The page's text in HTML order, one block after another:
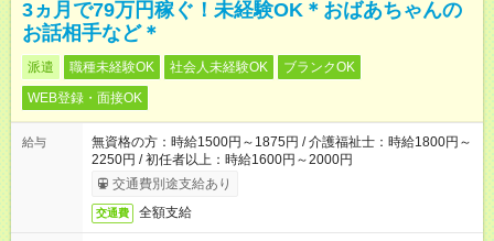
3ヵ月で79万円稼ぐ！未経験OK＊おばあちゃんの
お話相手など＊
派遣 職種未経験OK 社会人未経験OK
ブランクOK
WEB登録・面接OK
給与
無資格の方：時給1500円～1875円 / 介護福祉士：時給1800円～
2250円 / 初任者以上：時給1600円～2000円
交通費別途支給あり
交通費 全額支給